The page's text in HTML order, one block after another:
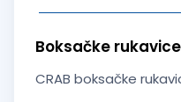
Boksačke rukavice
CRAB boksačke